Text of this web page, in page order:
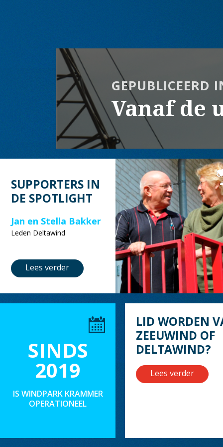
Bericht
navigatie
GEPUBLICEERD
Vanaf de
SUPPORTERS IN
DE SPOTLIGHT
Jan en Stella Bakker
Leden Deltawind
Lees verder
SINDS
2019
IS WINDPARK KRAMMER
OPERATIONEEL
LID WORDEN
ZEEUWIND OF
DELTAWIND?
Lees verder